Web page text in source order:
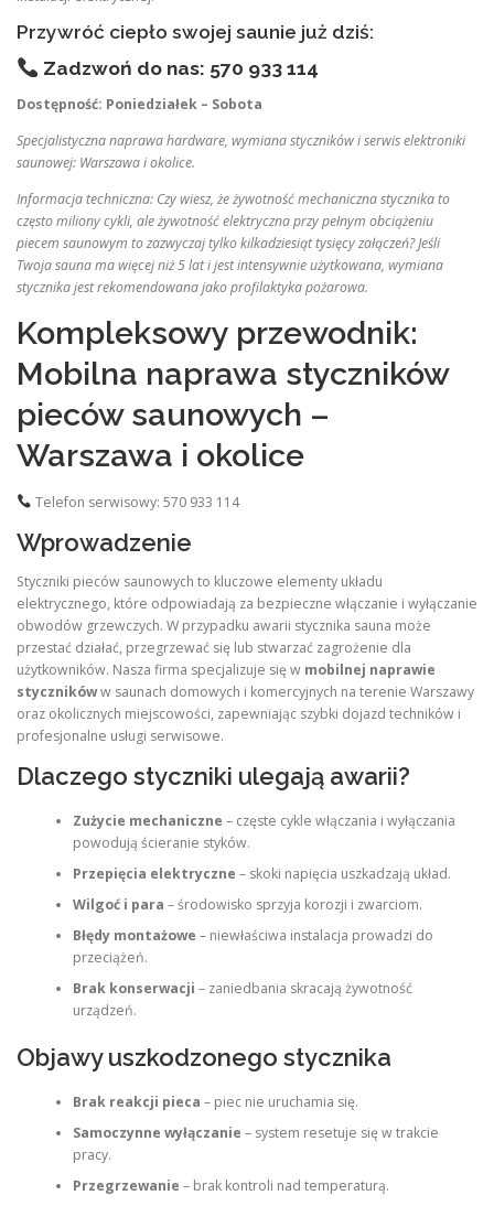
Przywróć ciepło swojej saunie już dziś:
Zadzwoń do nas: 570 933 114
Dostępność: Poniedziałek – Sobota
Specjalistyczna naprawa hardware, wymiana styczników i serwis elektroniki
saunowej: Warszawa i okolice.
Informacja techniczna: Czy wiesz, że żywotność mechaniczna stycznika to
często miliony cykli, ale żywotność elektryczna przy pełnym obciążeniu
piecem saunowym to zazwyczaj tylko kilkadziesiąt tysięcy załączeń? Jeśli
Twoja sauna ma więcej niż 5 lat i jest intensywnie użytkowana, wymiana
stycznika jest rekomendowana jako profilaktyka pożarowa.
Kompleksowy przewodnik:
Mobilna naprawa styczników
pieców saunowych –
Warszawa i okolice
Telefon serwisowy: 570 933 114
Wprowadzenie
Styczniki pieców saunowych to kluczowe elementy układu
elektrycznego, które odpowiadają za bezpieczne włączanie i wyłączanie
obwodów grzewczych. W przypadku awarii stycznika sauna może
przestać działać, przegrzewać się lub stwarzać zagrożenie dla
użytkowników. Nasza firma specjalizuje się w mobilnej naprawie
stycznikóww saunach domowych i komercyjnych na terenie Warszawy
oraz okolicznych miejscowości, zapewniając szybki dojazd techników i
profesjonalne usługi serwisowe.
Dlaczego styczniki ulegają awarii?
Zużycie mechaniczne – częste cykle włączania i wyłączania
powodują ścieranie styków.
Przepięcia elektryczne – skoki napięcia uszkadzają układ.
Wilgoć i para – środowisko sprzyja korozji i zwarciom.
Błędy montażowe – niewłaściwa instalacja prowadzi do
przeciążeń.
Brak konserwacji – zaniedbania skracają żywotność
urządzeń.
Objawy uszkodzonego stycznika
Brak reakcji pieca – piec nie uruchamia się.
Samoczynne wyłączanie – system resetuje się w trakcie
pracy.
Przegrzewanie – brak kontroli nad temperaturą.